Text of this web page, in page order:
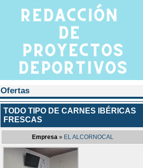
Ofertas
TODO TIPO DE CARNES IBÉRICAS
FRESCAS
Empresa » EL ALCORNOCAL